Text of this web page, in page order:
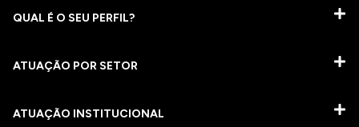
QUAL É O SEU PERFIL?
ATUAÇÃO POR SETOR
ATUAÇÃO INSTITUCIONAL